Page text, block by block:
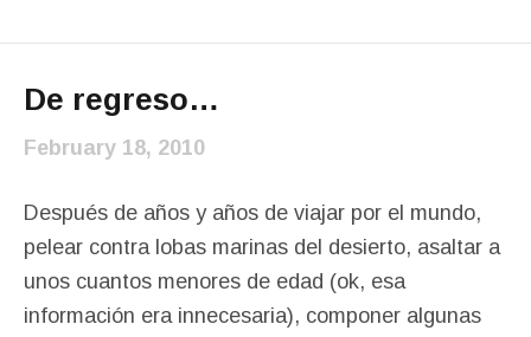
De regreso…
February 18, 2010
Después de años y años de viajar por el mundo,
pelear contra lobas marinas del desierto, asaltar a
unos cuantos menores de edad (ok, esa
información era innecesaria), componer algunas